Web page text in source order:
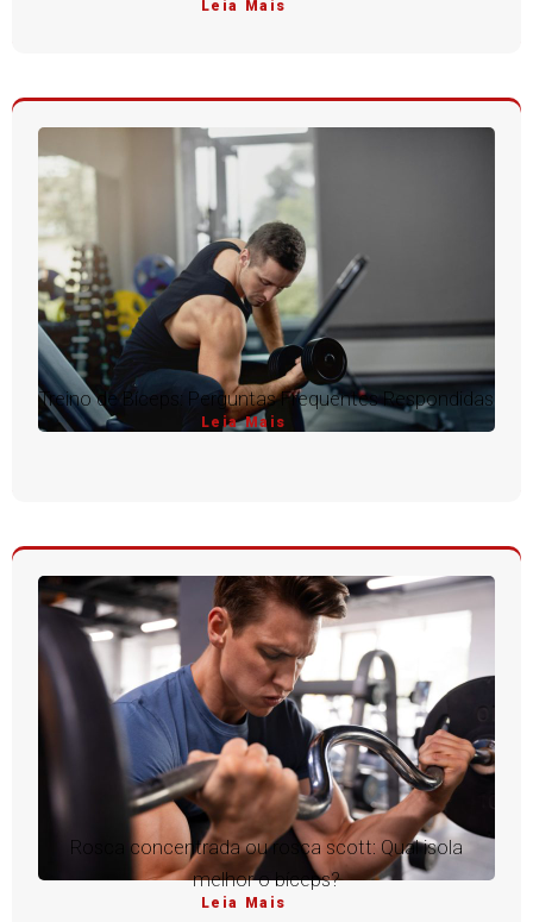
Leia Mais
Treino de Bíceps: Perguntas Frequentes Respondidas
Leia Mais
Rosca concentrada ou rosca scott: Qual isola
melhor o bíceps?
Leia Mais